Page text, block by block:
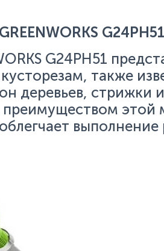
G24PH51
G24PH51
также
стрижки
этой
выполнение